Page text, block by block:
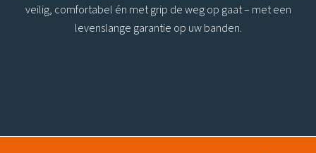
veilig, comfortabel én met grip de weg op gaat – met een
levenslange garantie op uw banden.